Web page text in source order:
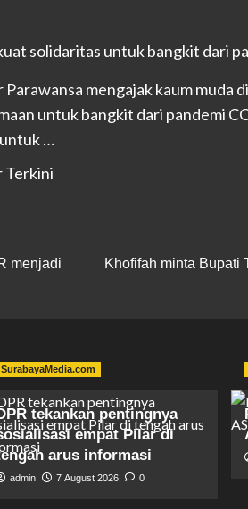
mengajak kaum muda
untuk bangkit dari pandemi
…
Terkini
menjadi
Khofifah minta Bupati
SurabayaMedia.com
tekankan pentingnya
empat Pilar di
arus informasi
admin 7 August 2026 0